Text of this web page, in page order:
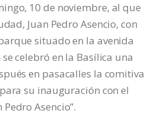
10 de noviembre, al que
Juan Pedro Asencio, con
situado en la avenida
celebró en la Basílica una
en pasacalles la comitiva
su inauguración con el
Asencio”.